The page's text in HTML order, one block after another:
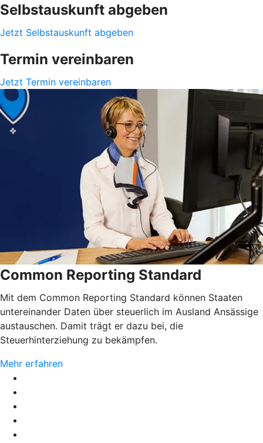
Selbstauskunft abgeben
Jetzt Selbstauskunft abgeben
Termin vereinbaren
Jetzt Termin vereinbaren
Common Reporting Standard
Mit dem Common Reporting Standard können Staaten
untereinander Daten über steuerlich im Ausland Ansässige
austauschen. Damit trägt er dazu bei, die
Steuerhinterziehung zu bekämpfen.
Mehr erfahren